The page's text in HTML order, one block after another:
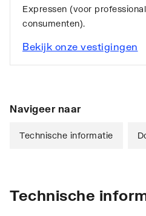
Expressen (voor
consumenten).
Bekijk onze vestigingen
Navigeer naar
Technische informatie
Technische